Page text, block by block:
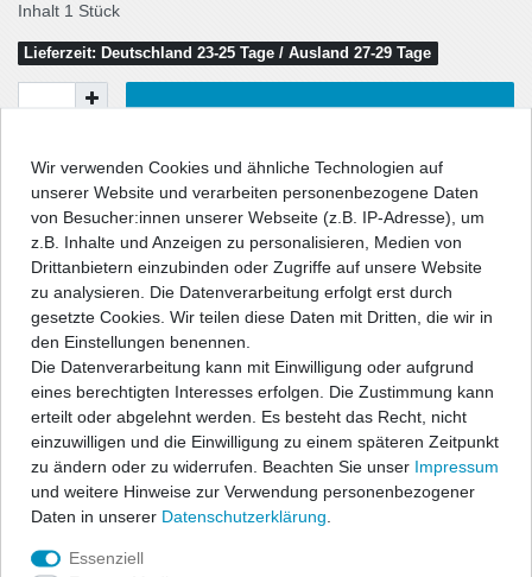
Inhalt 1 Stück
Lieferzeit: Deutschland 23-25 Tage / Ausland 27-29 Tage
In den Warenkorb
Wunschliste
* inkl. ges. MwSt. zzgl. Versandkosten
Beschreibung
Technische Daten
Angaben Produktsicherheit
Wir verwenden Cookies und ähnliche Technologien auf
unserer Website und verarbeiten personenbezogene Daten
von Besucher:innen unserer Webseite (z.B. IP-Adresse), um
z.B. Inhalte und Anzeigen zu personalisieren, Medien von
Drittanbietern einzubinden oder Zugriffe auf unsere Website
zu analysieren. Die Datenverarbeitung erfolgt erst durch
gesetzte Cookies. Wir teilen diese Daten mit Dritten, die wir in
den Einstellungen benennen.
Die Datenverarbeitung kann mit Einwilligung oder aufgrund
eines berechtigten Interesses erfolgen. Die Zustimmung kann
erteilt oder abgelehnt werden. Es besteht das Recht, nicht
einzuwilligen und die Einwilligung zu einem späteren Zeitpunkt
zu ändern oder zu widerrufen. Beachten Sie unser Impressum
und weitere Hinweise zur Verwendung personenbezogener
Daten in unserer Daten­schutz­erklärung
Essenziell